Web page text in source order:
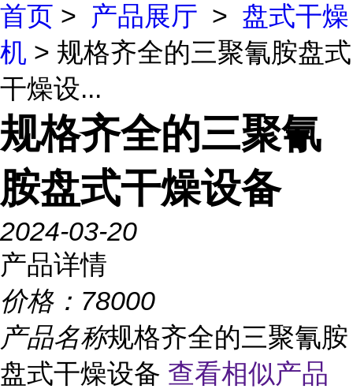
首页 > 产品展厅 > 盘式干燥
机 > 规格齐全的三聚氰胺盘式
干燥设...
规格齐全的三聚氰
胺盘式干燥设备
2024-03-20
产品详情
价格： 78000
产品名称规格齐全的三聚氰胺
盘式干燥设备 查看相似产品